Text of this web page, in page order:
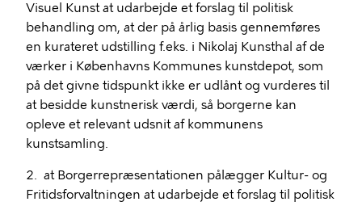
Visuel Kunst at udarbejde et forslag til politisk
behandling om, at der på årlig basis gennemføres
en kurateret udstilling f.eks. i Nikolaj Kunsthal af de
værker i Københavns Kommunes kunstdepot, som
på det givne tidspunkt ikke er udlånt og vurderes til
at besidde kunstnerisk værdi, så borgerne kan
opleve et relevant udsnit af kommunens
kunstsamling.
2. at Borgerrepræsentationen pålægger Kultur- og
Fritidsforvaltningen at udarbejde et forslag til politisk